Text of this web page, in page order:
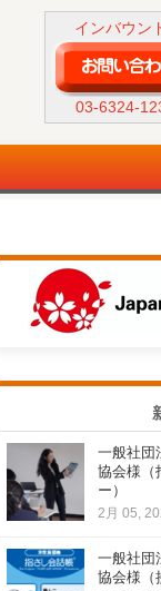
インバウン
03-6324-
一般社団
協会様（
ー）
2月 05,
一般社団
協会様（